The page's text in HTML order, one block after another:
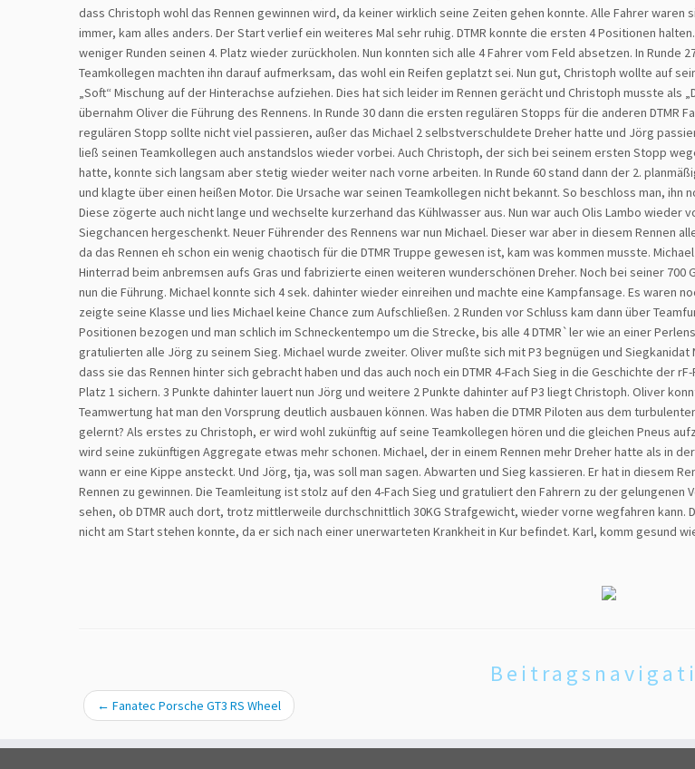
dass Christoph wohl das Rennen gewinnen wird, da keiner wirklich seine Zeiten gehen konnte. Alle Fahrer
immer, kam alles anders. Der Start verlief ein weiteres Mal sehr ruhig. DTMR konnte die ersten 4 Positionen
weniger Runden seinen 4. Platz wieder zurückholen. Nun konnten sich alle 4 Fahrer vom Feld absetzen. In
Teamkollegen machten ihn darauf aufmerksam, das wohl ein Reifen geplatzt sei. Nun gut, Christoph wollte auf
„Soft“ Mischung auf der Hinterachse aufziehen. Dies hat sich leider im Rennen gerächt und Christoph musste als
übernahm Oliver die Führung des Rennens. In Runde 30 dann die ersten regulären Stopps für die anderen
regulären Stopp sollte nicht viel passieren, außer das Michael 2 selbstverschuldete Dreher hatte und Jörg
ließ seinen Teamkollegen auch anstandslos wieder vorbei. Auch Christoph, der sich bei seinem ersten Stopp
hatte, konnte sich langsam aber stetig wieder weiter nach vorne arbeiten. In Runde 60 stand dann der 2.
und klagte über einen heißen Motor. Die Ursache war seinen Teamkollegen nicht bekannt. So beschloss man, ihn
Diese zögerte auch nicht lange und wechselte kurzerhand das Kühlwasser aus. Nun war auch Olis Lambo
Siegchancen hergeschenkt. Neuer Führender des Rennens war nun Michael. Dieser war aber in diesem Rennen
da das Rennen eh schon ein wenig chaotisch für die DTMR Truppe gewesen ist, kam was kommen musste.
Hinterrad beim anbremsen aufs Gras und fabrizierte einen weiteren wunderschönen Dreher. Noch bei seiner 700
nun die Führung. Michael konnte sich 4 sek. dahinter wieder einreihen und machte eine Kampfansage. Es waren
zeigte seine Klasse und lies Michael keine Chance zum Aufschließen. 2 Runden vor Schluss kam dann über
Positionen bezogen und man schlich im Schneckentempo um die Strecke, bis alle 4 DTMR`ler wie an einer
gratulierten alle Jörg zu seinem Sieg. Michael wurde zweiter. Oliver mußte sich mit P3 begnügen und
dass sie das Rennen hinter sich gebracht haben und das auch noch ein DTMR 4-Fach Sieg in die Geschichte der
Platz 1 sichern. 3 Punkte dahinter lauert nun Jörg und weitere 2 Punkte dahinter auf P3 liegt Christoph. Oliver
Teamwertung hat man den Vorsprung deutlich ausbauen können. Was haben die DTMR Piloten aus dem
gelernt? Als erstes zu Christoph, er wird wohl zukünftig auf seine Teamkollegen hören und die gleichen Pneus
wird seine zukünftigen Aggregate etwas mehr schonen. Michael, der in einem Rennen mehr Dreher hatte als in
wann er eine Kippe ansteckt. Und Jörg, tja, was soll man sagen. Abwarten und Sieg kassieren. Er hat in diesem
Rennen zu gewinnen. Die Teamleitung ist stolz auf den 4-Fach Sieg und gratuliert den Fahrern zu der
sehen, ob DTMR auch dort, trotz mittlerweile durchschnittlich 30KG Strafgewicht, wieder vorne wegfahren
nicht am Start stehen konnte, da er sich nach einer unerwarteten Krankheit in Kur befindet. Karl, komm gesund
← Fanatec Porsche GT3 RS Wheel